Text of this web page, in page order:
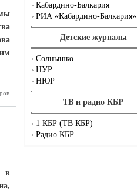
Кабардино-Балкария
РИА «Кабардино-Балкария»
Детские журналы
Солнышко
НУР
НЮР
ТВ и радио КБР
1 КБР (ТВ КБР)
Радио КБР
в